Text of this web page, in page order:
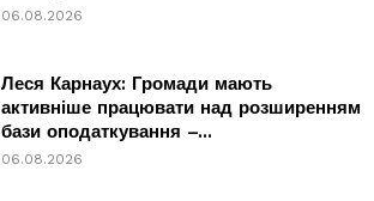
06.08.2026
Леся Карнаух: Громади мають
активніше працювати над розширенням
бази оподаткування –...
06.08.2026